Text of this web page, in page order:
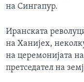
на Сингапур.
Иранската
на Ханијех,
на церемонијата
претседател на